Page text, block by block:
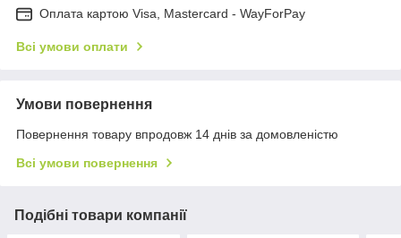
Оплата картою Visa, Mastercard - WayForPay
Всі умови оплати
Умови повернення
Повернення товару впродовж 14 днів за домовленістю
Всі умови повернення
Подібні товари компанії